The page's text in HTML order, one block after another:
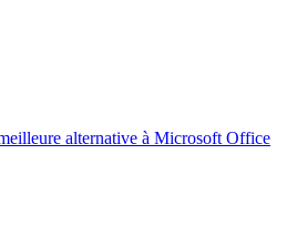
alternative à Microsoft Office